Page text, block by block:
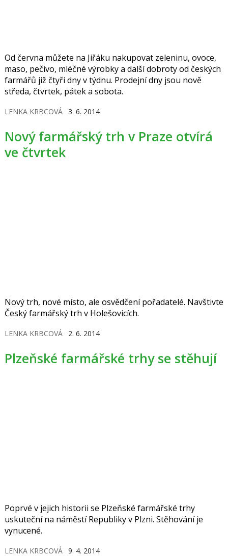
Od června můžete na Jiřáku nakupovat zeleninu, ovoce,
maso, pečivo, mléčné výrobky a další dobroty od českých
farmářů již čtyři dny v týdnu. Prodejní dny jsou nově
středa, čtvrtek, pátek a sobota.
LENKA KRBCOVÁ 3. 6. 2014
Nový farmářský trh v Praze otvírá
ve čtvrtek
Nový trh, nové místo, ale osvědčení pořadatelé. Navštivte
Český farmářský trh v Holešovicích.
LENKA KRBCOVÁ 2. 6. 2014
Plzeňské farmářské trhy se stěhují
Poprvé v jejich historii se Plzeňské farmářské trhy
uskuteční na náměstí Republiky v Plzni. Stěhování je
vynucené.
LENKA KRBCOVÁ 9. 4. 2014